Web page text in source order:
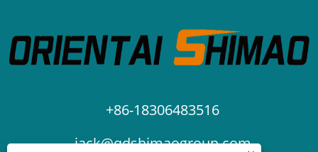
+86-18306483516
jack@qdshimaogroup.com